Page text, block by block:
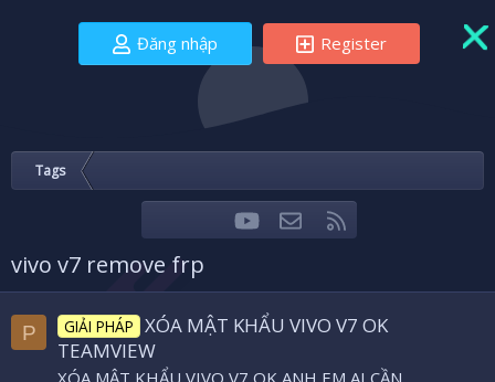
Đăng nhập Register
Tags
FacebookTwitteryoutubeLiên hệ
vivo v7 remove frp
P GIẢI PHÁP XÓA MẬT KHẨU VIVO V7 OK
TEAMVIEW